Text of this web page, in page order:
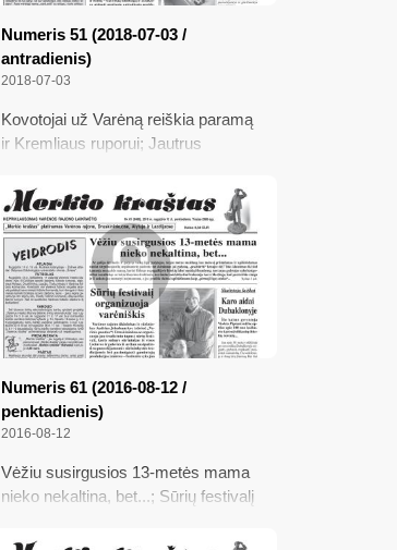
Numeris 51 (2018-07-03 /
antradienis)
2018-07-03
Kovotojai už Varėną reiškia paramą
ir Kremliaus ruporui; Jautrus
kraštą; Pasitaiko ir naujovių
Numeris 61 (2016-08-12 /
penktadienis)
2016-08-12
Vėžiu susirgusios 13-metės mama
nieko nekaltina, bet...; Sūrių festivalį
krašto turizmo ir verslo asociacijos;